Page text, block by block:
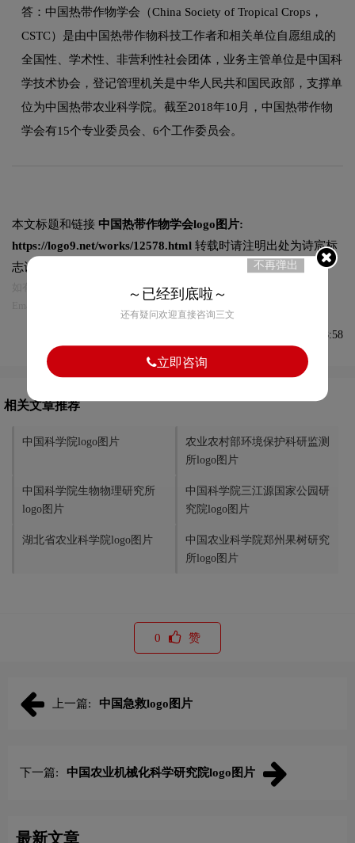
答：中国热带作物学会（China Society of Tropical Crops，
CSTC）是由中国热带作物科技工作者和相关单位自愿组成的
全国性、学术性、非营利性社会团体，业务主管单位是中国科
学技术协会，登记管理机关是中华人民共和国民政部，支撑单
位为中国热带农业科学院。截至2018年10月，中国热带作物
学会有15个专业委员会、6个工作委员会。
本文标题和链接 中国热带作物学会logo图片:
https://logo9.net/works/12578.html 转载时请注明出处为诗宸标
志设计及本链接!
如有内容侵犯您的合法权益，请及时与我们联系
发布于2024-05-12 09:58:58
相关文章推荐
中国科学院logo图片
农业农村部环境保护科研监测
所logo图片
中国科学院生物物理研究所
logo图片
中国科学院三江源国家公园研
究院logo图片
湖北省农业科学院logo图片
中国农业科学院郑州果树研究
所logo图片
0 赞
上一篇: 中国急救logo图片
下一篇: 中国农业机械化科学研究院logo图片
最新文章
不再弹出
～已经到底啦～
还有疑问欢迎直接咨询三文
立即咨询